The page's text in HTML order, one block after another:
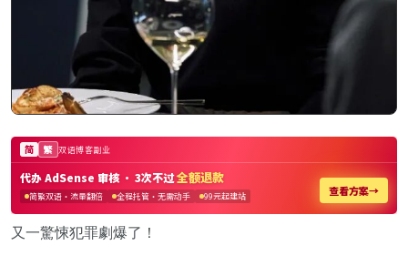
又一驚悚犯罪劇爆了！